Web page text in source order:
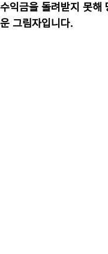
익금을 돌려받지 못해
그림자입니다.